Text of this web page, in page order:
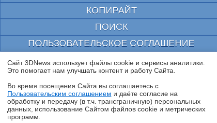
КОПИРАЙТ
ПОИСК
ПОЛЬЗОВАТЕЛЬСКОЕ СОГЛАШЕНИЕ
ЗАЩИЩЕНО CURATOR
© 1997—2026 Электронное периодическое издание "3ДНьюс" | Свидетельство о
выдано Федеральной Службой по надзору за соблюдением законодательства в сфере
массовых коммуникаций и охране культурного наследия
При цитировании документа ссылка на сайт с указанием автора обязательна. Полное
заимствование документа является нарушением
российского и международного законодательства и возможно только с согласия
Сайт 3DNews использует файлы cookie и сервисы аналитики.
Это помогает нам улучшать контент и работу Cайта.
Во время посещения Cайта вы соглашаетесь с
Пользовательским соглашением и даёте согласие на
обработку и передачу (в т.ч. трансграничную) персональных
данных, использование Cайтом файлов cookie и метрических
программ.